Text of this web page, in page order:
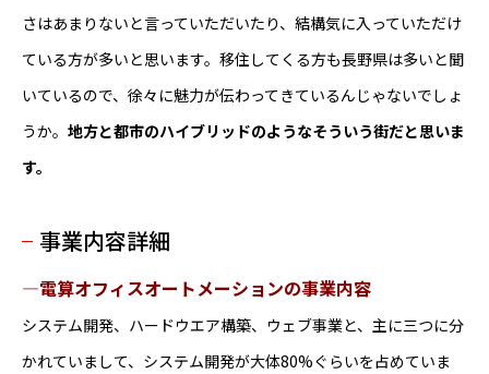
さはあまりないと言っていただいたり、結構気に入っていただけ
ている方が多いと思います。移住してくる方も長野県は多いと聞
いているので、徐々に魅力が伝わってきているんじゃないでしょ
うか。 地方と都市のハイブリッドのようなそういう街だと思いま
す。
事業内容詳細
―電算オフィスオートメーションの事業内容
システム開発、ハードウエア構築、ウェブ事業と、主に三つに分
かれていまして、システム開発が大体80%ぐらいを占めていま